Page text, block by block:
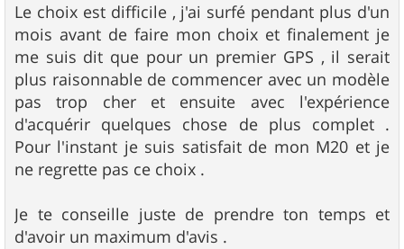
Le choix est difficile , j'ai surfé pendant plus d'un
mois avant de faire mon choix et finalement je
me suis dit que pour un premier GPS , il serait
plus raisonnable de commencer avec un modèle
pas trop cher et ensuite avec l'expérience
d'acquérir quelques chose de plus complet .
Pour l'instant je suis satisfait de mon M20 et je
ne regrette pas ce choix .
Je te conseille juste de prendre ton temps et
d'avoir un maximum d'avis .